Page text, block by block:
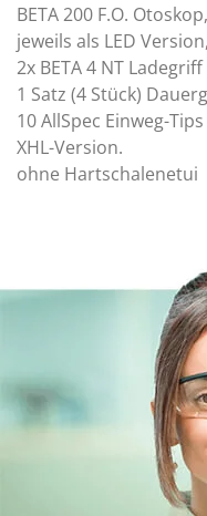
BETA 200 F.O.
jeweils als LED Version,
2x BETA 4 NT
1 Satz (4 Stück)
10 AllSpec Einweg-
XHL-Version.
ohne Hartschalenetui